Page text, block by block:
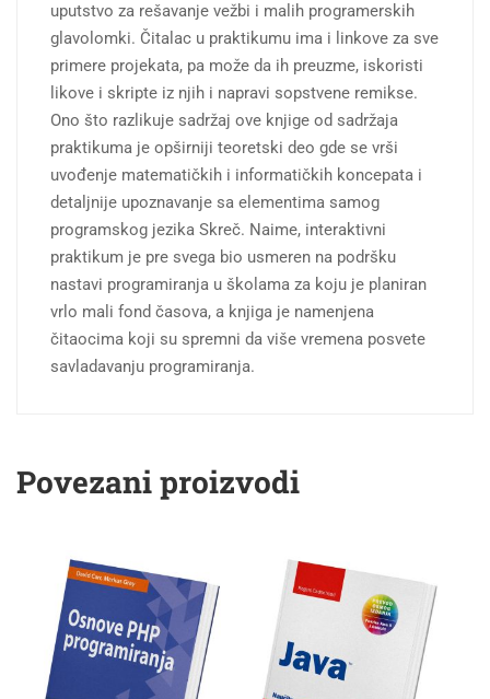
uputstvo za rešavanje vežbi i malih programerskih
glavolomki. Čitalac u praktikumu ima i linkove za sve
primere projekata, pa može da ih preuzme, iskoristi
likove i skripte iz njih i napravi sopstvene remikse.
Ono što razlikuje sadržaj ove knjige od sadržaja
praktikuma je opširniji teoretski deo gde se vrši
uvođenje matematičkih i informatičkih koncepata i
detaljnije upoznavanje sa elementima samog
programskog jezika Skreč. Naime, interaktivni
praktikum je pre svega bio usmeren na podršku
nastavi programiranja u školama za koju je planiran
vrlo mali fond časova, a knjiga je namenjena
čitaocima koji su spremni da više vremena posvete
savladavanju programiranja.
Povezani proizvodi